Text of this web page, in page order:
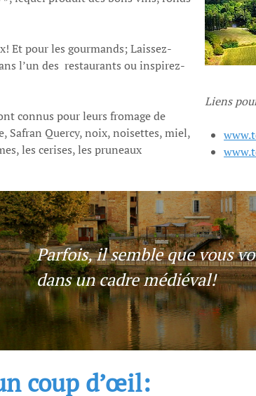
Et pour les gourmands; Laissez-
l’un des restaurants ou inspirez-
connus pour leurs fromage de
Safran Quercy, noix, noisettes, miel,
les cerises, les pruneaux
Liens
Parfois, il semble que vous
dans un cadre médiéval!
coup d’œil: